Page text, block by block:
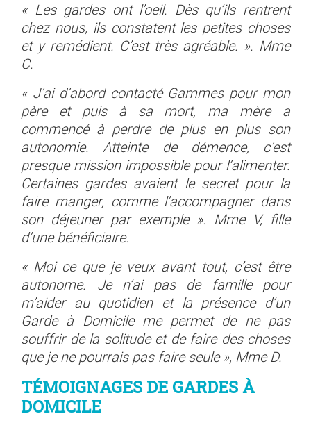
« Les gardes ont l’oeil. Dès qu’ils rentrent
chez nous, ils constatent les petites choses
et y remédient. C’est très agréable. ». Mme
C.
« J’ai d’abord contacté Gammes pour mon
père et puis à sa mort, ma mère a
commencé à perdre de plus en plus son
autonomie. Atteinte de démence, c’est
presque mission impossible pour l’alimenter.
Certaines gardes avaient le secret pour la
faire manger, comme l’accompagner dans
son déjeuner par exemple ». Mme V, fille
d’une bénéficiaire.
« Moi ce que je veux avant tout, c’est être
autonome. Je n’ai pas de famille pour
m’aider au quotidien et la présence d’un
Garde à Domicile me permet de ne pas
souffrir de la solitude et de faire des choses
que je ne pourrais pas faire seule », Mme D.
TÉMOIGNAGES DE GARDES À
DOMICILE